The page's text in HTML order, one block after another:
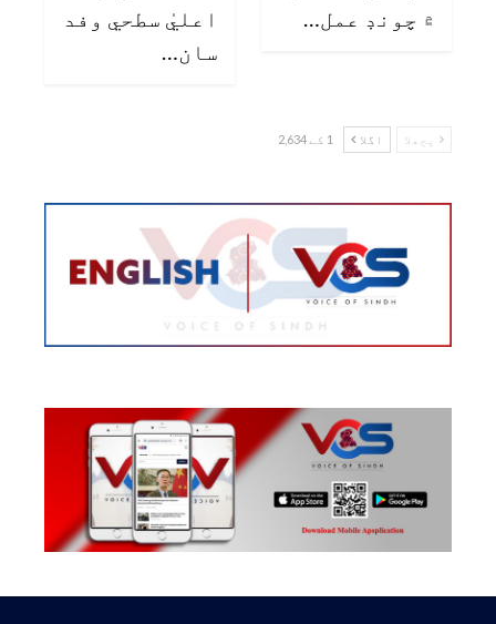
۾ چونڊ عمل…
اعليٰ سطحي وفد
سان…
پچھلا اگلا 1 کے 2,634